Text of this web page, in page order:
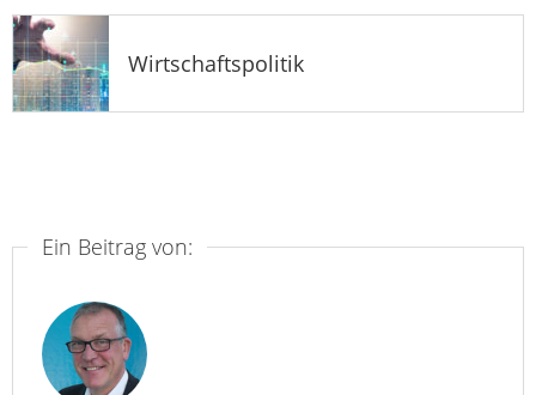
Wirtschaftspolitik
Ein Beitrag von: